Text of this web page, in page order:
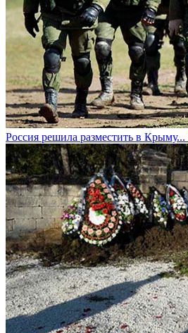
Россия решила разместить в Крыму...